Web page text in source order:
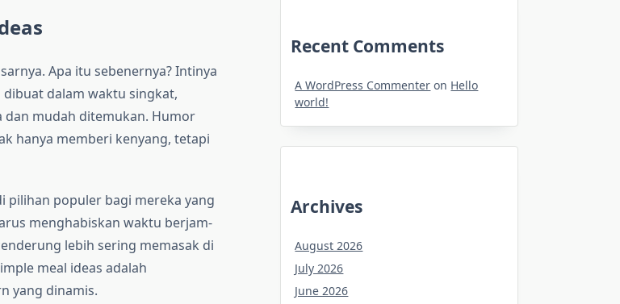
Apa itu sebenernya? Intinya
dalam waktu singkat,
dan mudah ditemukan. Humor
hanya memberi kenyang, tetapi
pilihan populer bagi mereka yang
menghabiskan waktu berjam-
lebih sering memasak di
meal ideas adalah
yang dinamis.
Recent Comments
A WordPress Commenter on Hello
world!
Archives
August 2026
July 2026
June 2026